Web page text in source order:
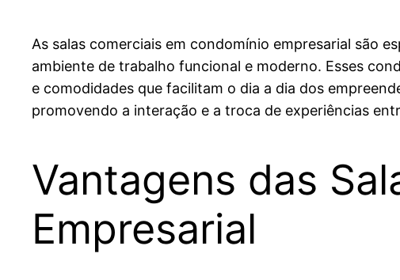
As salas comerciais em condomínio empresarial são
ambiente de trabalho funcional e moderno. Esses
e comodidades que facilitam o dia a dia dos
promovendo a interação e a troca de experiências
Vantagens das
Empresarial